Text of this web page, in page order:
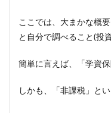
ここでは、大まかな概
と自分で調べること(投
簡単に言えば、「学資
しかも、「非課税」と